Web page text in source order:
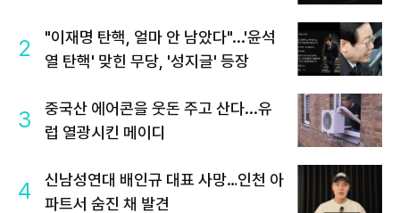
2
"이재명 탄핵, 얼마 안 남았다"...'윤석
열 탄핵' 맞힌 무당, '성지글' 등장
3
중국산 에어콘을 웃돈 주고 산다...유
럽 열광시킨 메이디
4
신남성연대 배인규 대표 사망…인천 아
파트서 숨진 채 발견